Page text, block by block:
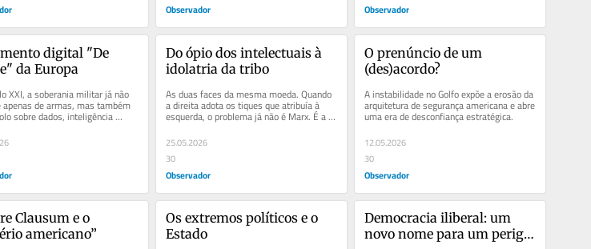
Observador Observador
digital "De
da Europa
XXI, a soberania militar já não
apenas de armas, mas também
sobre dados, inteligência
e software de combate.
Do ópio dos intelectuais à
idolatria da tribo
As duas faces da mesma moeda. Quando
a direita adota os tiques que atribuía à
esquerda, o problema já não é Marx. É a
tribo!
25.05.2026
30
Observador
O prenúncio de um
(des)acordo?
A instabilidade no Golfo expõe a erosão da
arquitetura de segurança americana e abre
uma era de desconfiança estratégica.
12.05.2026
30
Observador
Clausum e o
americano”
Os extremos políticos e o
Estado
Democracia iliberal: um
novo nome para um perigo